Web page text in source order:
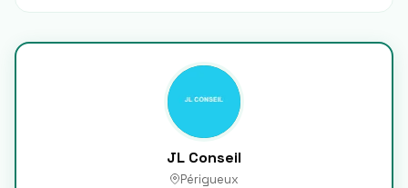
JL Conseil
Périgueux